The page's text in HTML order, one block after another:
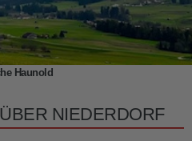
Haunold
NIEDERDORF